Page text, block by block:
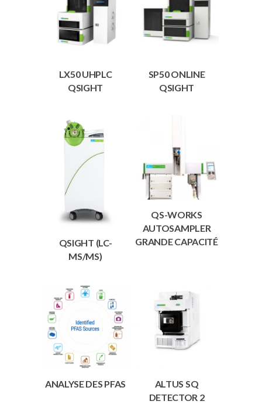
LX50 UHPLC
QSIGHT
SP50 ONLINE
QSIGHT
QSIGHT (LC-
MS/MS)
QS-WORKS
AUTOSAMPLER
GRANDE CAPACITÉ
ANALYSE DES PFAS
ALTUS SQ
DETECTOR 2